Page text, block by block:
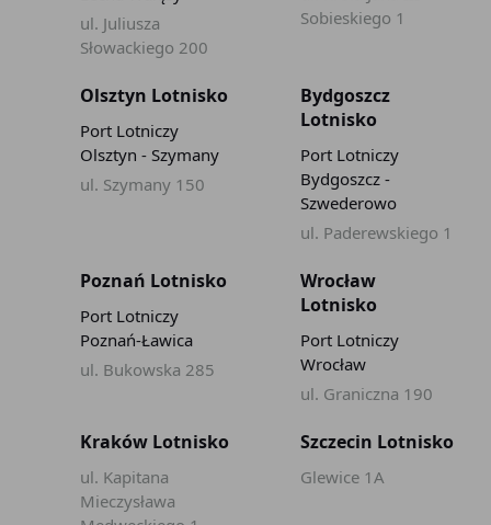
ul. Juliusza
Słowackiego 200
Sobieskiego 1
Olsztyn Lotnisko
Port Lotniczy
Olsztyn - Szymany
ul. Szymany 150
Bydgoszcz
Lotnisko
Port Lotniczy
Bydgoszcz -
Szwederowo
ul. Paderewskiego 1
Poznań Lotnisko
Port Lotniczy
Poznań-Ławica
ul. Bukowska 285
Wrocław
Lotnisko
Port Lotniczy
Wrocław
ul. Graniczna 190
Kraków Lotnisko
ul. Kapitana
Mieczysława
Szczecin Lotnisko
Glewice 1A